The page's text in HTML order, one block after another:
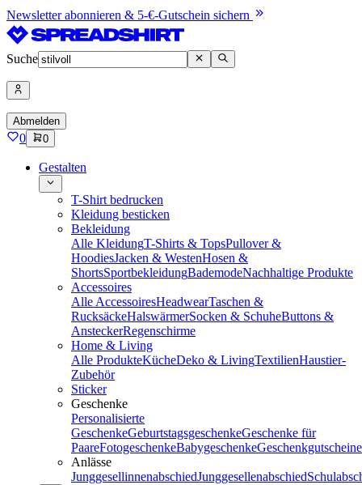
Newsletter abonnieren & 5-€-Gutschein sichern
Suche
Abmelden
0 0
Gestalten
T-Shirt bedrucken
Kleidung besticken
Bekleidung
Alle KleidungT-Shirts & TopsPullover &
HoodiesJacken & WestenHosen &
ShortsSportbekleidungBademodeNachhaltige Produkte
Accessoires
Alle AccessoiresHeadwearTaschen &
RucksäckeHalswärmerSocken & SchuheButtons &
AnsteckerRegenschirme
Home & Living
Alle ProdukteKücheDeko & LivingTextilienHaustier-
Zubehör
Sticker
Geschenke
Personalisierte
GeschenkeGeburtstagsgeschenkeGeschenke für
PaareFotogeschenkeBabygeschenkeGeschenkgutscheine
Anlässe
JunggesellinnenabschiedJunggesellenabschied